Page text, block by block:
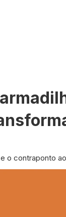
o contraponto